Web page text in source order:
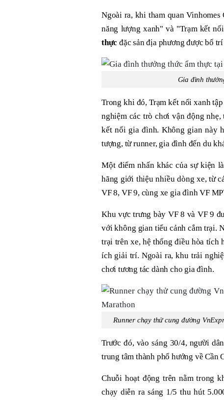
Ngoài ra, khi tham quan Vinhomes
năng lượng xanh" và "Trạm kết
thực đặc sản địa phương được bố
Gia đình
Trong khi đó, Trạm kết nối xanh
nghiệm các trò chơi vận động
kết nối gia đình. Không gian này
tượng, từ runner, gia đình đến du
Một điểm nhấn khác của sự kiện
hãng giới thiệu nhiều dòng xe, từ
VF 8, VF 9, cùng xe gia đình VF
Khu vực trưng bày VF 8 và VF 9
với không gian tiểu cảnh cắm trại.
trại trên xe, hệ thống điều hòa tích
ích giải trí. Ngoài ra, khu trải
chơi tương tác dành cho gia đình.
Runner chạy thử cung đường
Trước đó, vào sáng 30/4, người
trung tâm thành phố hướng về Cần
Chuỗi hoạt động trên nằm trong
chạy diễn ra sáng 1/5 thu hút